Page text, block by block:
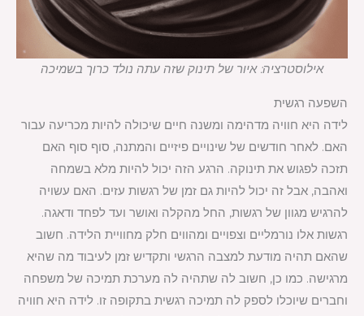
אילוסטרציה: איור של תינוק שזה עתה נולד כרוך בשמיכה
השפעה רגשית
לידה היא חוויה מדהימה ומשנה חיים שיכולה להיות מכריעה עבור
האם. לאחר חודשים של שינויים פיזיים והמתנה, סוף סוף האם
תזכה לפגוש את תינוקה. הרגע הזה יכול להיות מלא בשמחה
ואהבה, אבל זה יכול להיות גם זמן של רגשות עזים. האם עשויה
להרגיש מגוון של רגשות, החל מהקלה ואושר ועד לפחד ודאגה.
רגשות אלו נורמליים וצפויים ומהווים חלק מחוויית הלידה. חשוב
שהאם תהיה מודעת למצבה הרגשי ותקדיש זמן לעיבוד מה שהיא
מרגישה. כמו כן, חשוב לה שתהיה לה מערכת תמיכה של משפחה
וחברים שיוכלו לספק לה תמיכה רגשית בתקופה זו. לידה היא חוויה